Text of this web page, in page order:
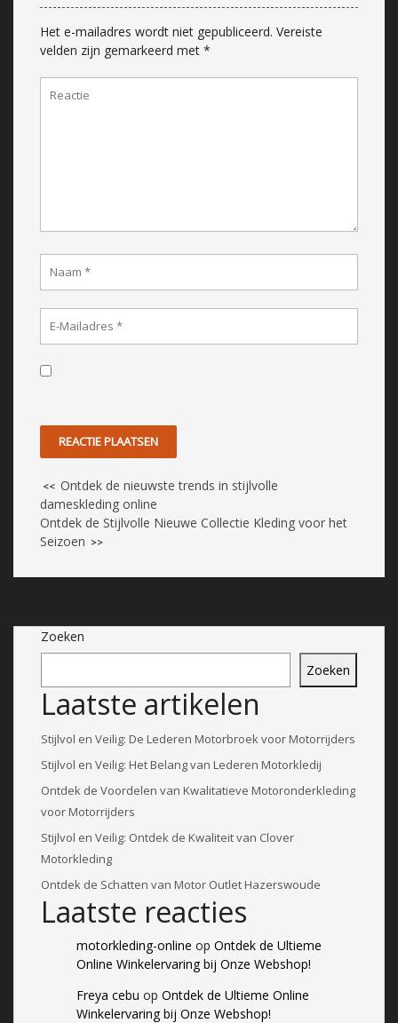
Het e-mailadres wordt niet gepubliceerd. Vereiste
velden zijn gemarkeerd met *
<< Ontdek de nieuwste trends in stijlvolle
dameskleding online
Ontdek de Stijlvolle Nieuwe Collectie Kleding voor het
Seizoen >>
Zoeken
Zoeken
Laatste artikelen
Stijlvol en Veilig: De Lederen Motorbroek voor Motorrijders
Stijlvol en Veilig: Het Belang van Lederen Motorkledij
Ontdek de Voordelen van Kwalitatieve Motoronderkleding
voor Motorrijders
Stijlvol en Veilig: Ontdek de Kwaliteit van Clover
Motorkleding
Ontdek de Schatten van Motor Outlet Hazerswoude
Laatste reacties
motorkleding-online op Ontdek de Ultieme
Online Winkelervaring bij Onze Webshop!
Freya cebu op Ontdek de Ultieme Online
Winkelervaring bij Onze Webshop!